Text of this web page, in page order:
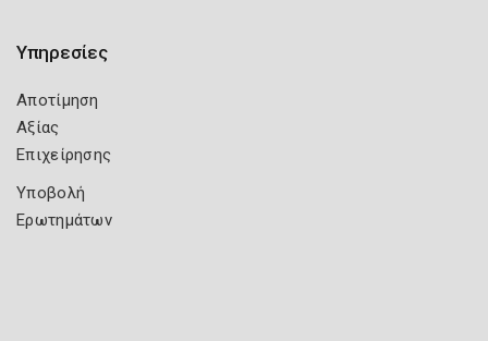
Υπηρεσίες
Αποτίμηση
Αξίας
Επιχείρησης
Υποβολή
Ερωτημάτων